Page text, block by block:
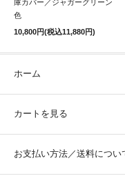
庫カバー／ジャガーグリーン
色
10,800円(税込11,880円)
ホーム
カートを見る
お支払い方法／送料につい